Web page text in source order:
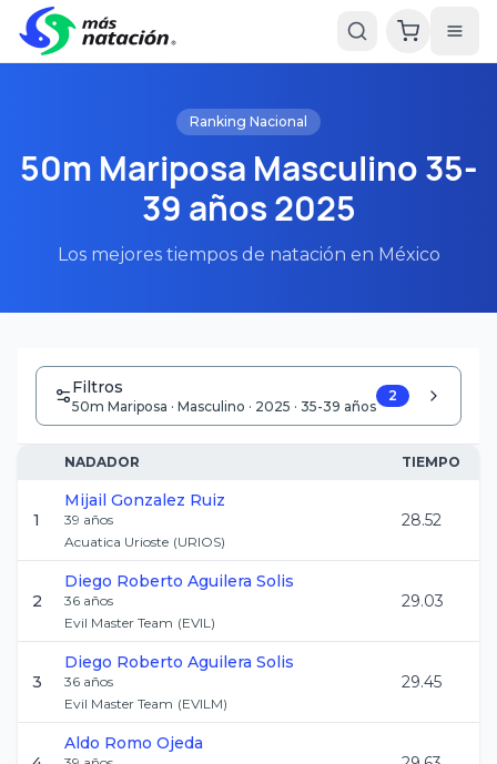
Ranking Nacional
50m Mariposa Masculino 35-
39 años 2025
Los mejores tiempos de natación en México
Filtros
50m Mariposa · Masculino · 2025 · 35-39 años
2
NADADOR TIEMPO
1
Mijail Gonzalez Ruiz
39 años
Acuatica Urioste (URIOS)
28.52
2
Diego Roberto Aguilera Solis
36 años
Evil Master Team (EVIL)
29.03
3
Diego Roberto Aguilera Solis
36 años
Evil Master Team (EVILM)
29.45
Aldo Romo Ojeda